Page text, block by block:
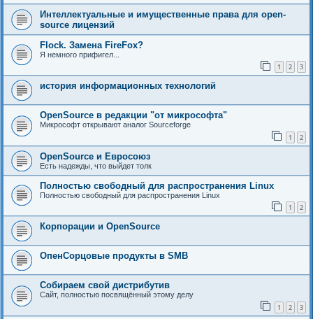
Интеллектуальные и имущественные права для open-
source лицензий
Flock. Замена FireFox?
Я немного прифигел...
1 2 3
история информационных технологий
OpenSource в редакции "от микрософта"
Микрософт открывают аналог Sourceforge
1 2
OpenSource и Евросоюз
Есть надежды, что выйдет толк
Полностью свободный для распространения Linux
Полностью свободный для распространения Linux
1 2
Корпорации и OpenSource
ОпенСорцовые продукты в SMB
Собираем свой дистрибутив
Сайт, полностью посвящённый этому делу
1 2 3